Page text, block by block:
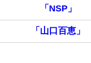
「NSP」
「山口百恵」